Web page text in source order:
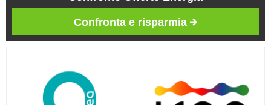
Confronta e risparmia